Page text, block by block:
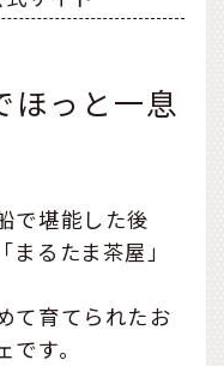
ほっと一息
で堪能した後
るたま茶屋」
て育てられたお
す。